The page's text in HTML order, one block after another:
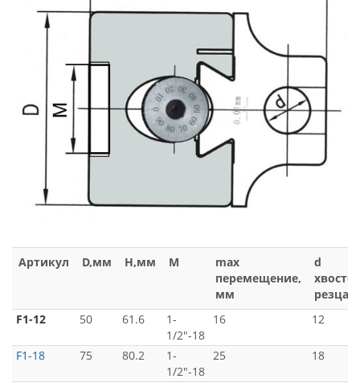
Артикул D,мм H,мм M
max
перемещение,
мм
d
резца,
F1-12
50 61.6
1-
1/2"-18
16 12
F1-18 75 80.2
1-
1/2"-18
25 18